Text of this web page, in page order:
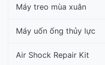
Máy treo mùa xuân
Máy uốn ống thủy lực
Air Shock Repair Kit